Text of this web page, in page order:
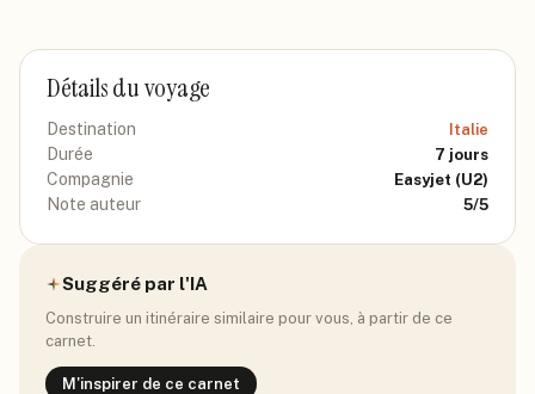
Détails du voyage
Destination Italie
Durée 7 jours
Compagnie Easyjet (U2)
Note auteur 5/5
Suggéré par l'IA
Construire un itinéraire similaire pour vous, à partir de ce
carnet.
M'inspirer de ce carnet